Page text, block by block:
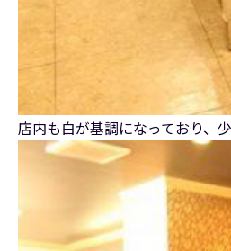
店内も白が基調になっており、